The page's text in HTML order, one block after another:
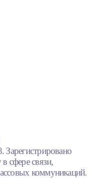
сфере связи,
коммуникаций.